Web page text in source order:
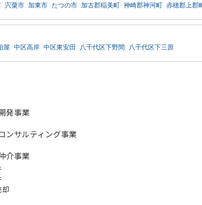
宍粟市 加東市 たつの市 加古郡稲美町 神崎郡神河町 赤穂郡上郡町
屋 中区高岸 中区東安田 八千代区下野間 八千代区下三原
発事業
ンサルティング事業
介事業
却